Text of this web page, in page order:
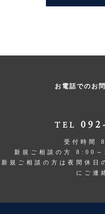
お電話でのお
TEL
受付時間
新規ご相談の方 8:00
新規ご相談の方は夜間休日
にご連